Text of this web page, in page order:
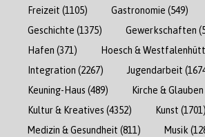
Freizeit (1105) Gastronomie (549)
Geschichte (1375) Gewerkschaften
Hafen (371) Hoesch &
Integration (2267) Jugendarbeit
Keuning-Haus (489) Kirche & Glauben
Kultur & Kreatives (4352) Kunst (1701)
Medizin & Gesundheit (811) Musik